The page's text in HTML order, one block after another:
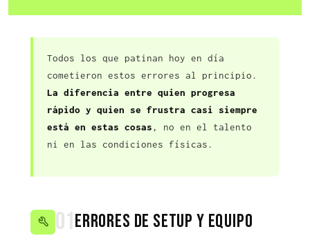
Todos los que patinan hoy en día
cometieron estos errores al principio.
La diferencia entre quien progresa
rápido y quien se frustra casi siempre
está en estas cosas, no en el talento
ni en las condiciones físicas.
01Errores de setup y equipo